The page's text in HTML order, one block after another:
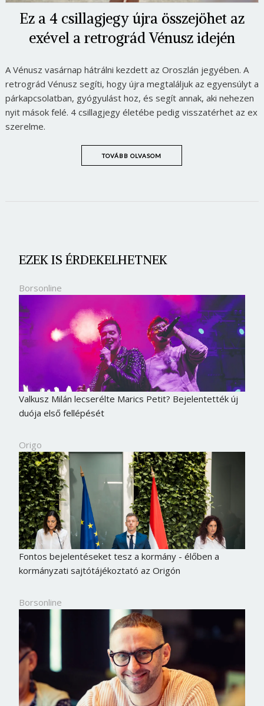
Ez a 4 csillagjegy újra összejöhet az
exével a retrográd Vénusz idején
A Vénusz vasárnap hátrálni kezdett az Oroszlán jegyében. A
retrográd Vénusz segíti, hogy újra megtaláljuk az egyensúlyt a
párkapcsolatban, gyógyulást hoz, és segít annak, aki nehezen
nyit mások felé. 4 csillagjegy életébe pedig visszatérhet az ex
szerelme.
TOVÁBB OLVASOM
EZEK IS ÉRDEKELHETNEK
Borsonline
Valkusz Milán lecserélte Marics Petit? Bejelentették új
duója első fellépését
Origo
Fontos bejelentéseket tesz a kormány - élőben a
kormányzati sajtótájékoztató az Origón
Borsonline